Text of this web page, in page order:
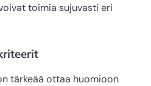
toimia sujuvasti eri
tärkeää ottaa huomioon